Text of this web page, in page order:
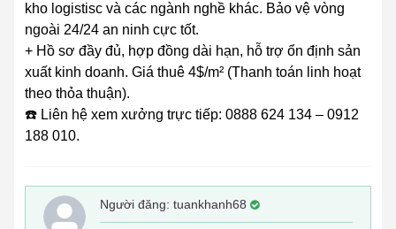
kho logistisc và các ngành nghề khác. Bảo vệ vòng
ngoài 24/24 an ninh cực tốt.
+ Hồ sơ đầy đủ, hợp đồng dài hạn, hỗ trợ ổn định sản
xuất kinh doanh. Giá thuê 4$/m² (Thanh toán linh hoạt
theo thỏa thuận).
☎️ Liên hệ xem xưởng trực tiếp: 0888 624 134 – 0912
188 010.
Người đăng: tuankhanh68